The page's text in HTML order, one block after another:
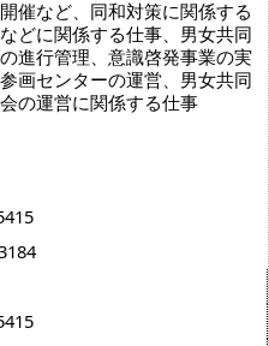
催など、同和対策に関係する
どに関係する仕事、男女共同
進行管理、意識啓発事業の実
画センターの運営、男女共同
の運営に関係する仕事